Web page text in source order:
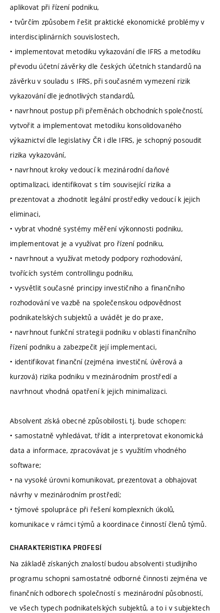
aplikovat při řízení podniku,
• tvůrčím způsobem řešit praktické ekonomické problémy v
interdisciplinárních souvislostech,
• implementovat metodiku vykazování dle IFRS a metodiku
převodu účetní závěrky dle českých účetních standardů na
závěrku v souladu s IFRS, při současném vymezení rizik
vykazování dle jednotlivých standardů,
• navrhnout postup při přeměnách obchodních společností,
vytvořit a implementovat metodiku konsolidovaného
výkaznictví dle legislativy ČR i dle IFRS, je schopný posoudit
rizika vykazování,
• navrhnout kroky vedoucí k mezinárodní daňové
optimalizaci, identifikovat s tím související rizika a
prezentovat a zhodnotit legální prostředky vedoucí k jejich
eliminaci,
• vybrat vhodné systémy měření výkonnosti podniku,
implementovat je a využívat pro řízení podniku,
• navrhnout a využívat metody podpory rozhodování,
tvořících systém controllingu podniku,
• vysvětlit současné principy investičního a finančního
rozhodování ve vazbě na společenskou odpovědnost
podnikatelských subjektů a uvádět je do praxe,
• navrhnout funkční strategii podniku v oblasti finančního
řízení podniku a zabezpečit její implementaci,
• identifikovat finanční (zejména investiční, úvěrová a
kurzová) rizika podniku v mezinárodním prostředí a
navrhnout vhodná opatření k jejich minimalizaci.
Absolvent získá obecné způsobilosti, tj. bude schopen:
• samostatně vyhledávat, třídit a interpretovat ekonomická
data a informace, zpracovávat je s využitím vhodného
software;
• na vysoké úrovni komunikovat, prezentovat a obhajovat
návrhy v mezinárodním prostředí;
• týmové spolupráce při řešení komplexních úkolů,
komunikace v rámci týmů a koordinace činností členů týmů.
CHARAKTERISTIKA PROFESÍ
Na základě získaných znalostí budou absolventi studijního
programu schopni samostatné odborné činnosti zejména ve
finančních odborech společností s mezinárodní působností,
ve všech typech podnikatelských subjektů, a to i v subjektech